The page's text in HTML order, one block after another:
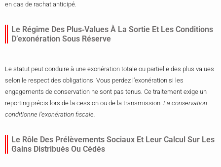
en cas de rachat anticipé.
Le Régime Des Plus‑values À La Sortie Et Les Conditions
D’exonération Sous Réserve
Le statut peut conduire à une exonération totale ou partielle des plus values
selon le respect des obligations. Vous perdez l’exonération si les
engagements de conservation ne sont pas tenus. Ce traitement exige un
reporting précis lors de la cession ou de la transmission. La conservation
conditionne l’exonération fiscale.
Le Rôle Des Prélèvements Sociaux Et Leur Calcul Sur Les
Gains Distribués Ou Cédés